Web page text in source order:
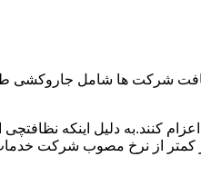
شرکت ها شامل جاروکشی
کنند.به دلیل اینکه
کمتر از نرخ مصوب شرکت